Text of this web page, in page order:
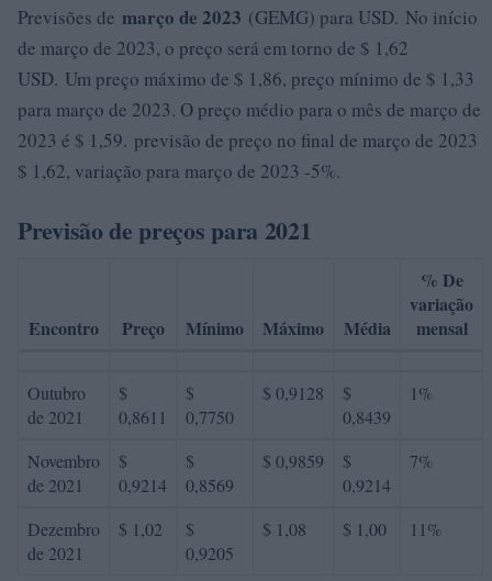
Previsões de março de 2023 (GEMG) para USD. No início
de março de 2023, o preço será em torno de $ 1,62
USD. Um preço máximo de $ 1,86, preço mínimo de $ 1,33
para março de 2023. O preço médio para o mês de março de
2023 é $ 1,59. previsão de preço no final de março de 2023
$ 1,62, variação para março de 2023 -5%.
Previsão de preços para 2021
Encontro Preço Mínimo Máximo Média
% De
variação
mensal
Outubro
de 2021
$
0,8611
$
0,7750
$ 0,9128
$
0,8439
1%
Novembro
de 2021
$
0,9214
$
0,8569
$ 0,9859
$
0,9214
7%
Dezembro
de 2021
$ 1,02
$
0,9205
$ 1,08 $ 1,00 11%